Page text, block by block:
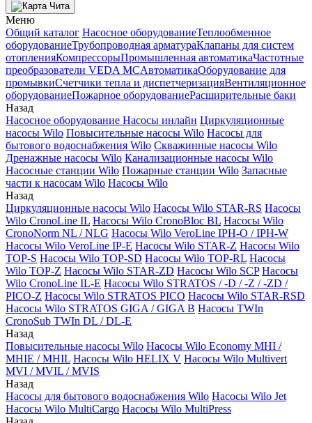
Чита
Меню
Общий каталог Насосное оборудованиеТеплообменное
оборудованиеТрубопроводная арматураКлапаны для систем
отопленияКомпрессорыПромышленная автоматикаЧастотные
преобразователи VEDA MCАвтоматикаОборудование для
промывкиСчетчики тепла и диспетчеризацияВентиляционное
оборудованиеПожарное оборудованиеРасширительные баки
Назад
Насосное оборудование Насосы инлайн Циркуляционные
насосы Wilo Повысительные насосы Wilo Насосы для
бытового водоснабжения Wilo Скважинные насосы Wilo
Дренажные насосы Wilo Канализационные насосы Wilo
Насосные станции Wilo Пожарные станции Wilo Запасные
части к насосам Wilo Насосы Wilo
Назад
Циркуляционные насосы Wilo Насосы Wilo STAR-RS Насосы
Wilo CronoLine IL Насосы Wilo CronoBloc BL Насосы Wilo
CronoNorm NL / NLG Насосы Wilo VeroLine IPH-O / IPH-W
Насосы Wilo VeroLine IP-E Насосы Wilo STAR-Z Насосы Wilo
TOP-S Насосы Wilo TOP-SD Насосы Wilo TOP-RL Насосы
Wilo TOP-Z Насосы Wilo STAR-ZD Насосы Wilo SCP Насосы
Wilo CronoLine IL-E Насосы Wilo STRATOS / -D / -Z / -ZD /
PICO-Z Насосы Wilo STRATOS PICO Насосы Wilo STAR-RSD
Насосы Wilo STRATOS GIGA / GIGA B Насосы TWIn
CronoSub TWIn DL / DL-E
Назад
Повысительные насосы Wilo Насосы Wilo Economy MHI /
MHIE / MHIL Насосы Wilo HELIX V Насосы Wilo Multivert
MVI / MVIL / MVIS
Назад
Насосы для бытового водоснабжения Wilo Насосы Wilo Jet
Насосы Wilo MultiCargo Насосы Wilo MultiPress